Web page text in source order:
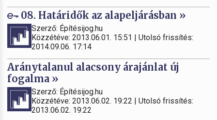
08. Határidők az alapeljárásban »
Szerző: Építésijog.hu
Közzétéve: 2013.06.01. 15:51 | Utolsó frissítés:
2014.09.06. 17:14
Aránytalanul alacsony árajánlat új
fogalma »
Szerző: Építésijog.hu
Közzétéve: 2013.06.02. 19:22 | Utolsó frissítés:
2013.06.02. 19:22